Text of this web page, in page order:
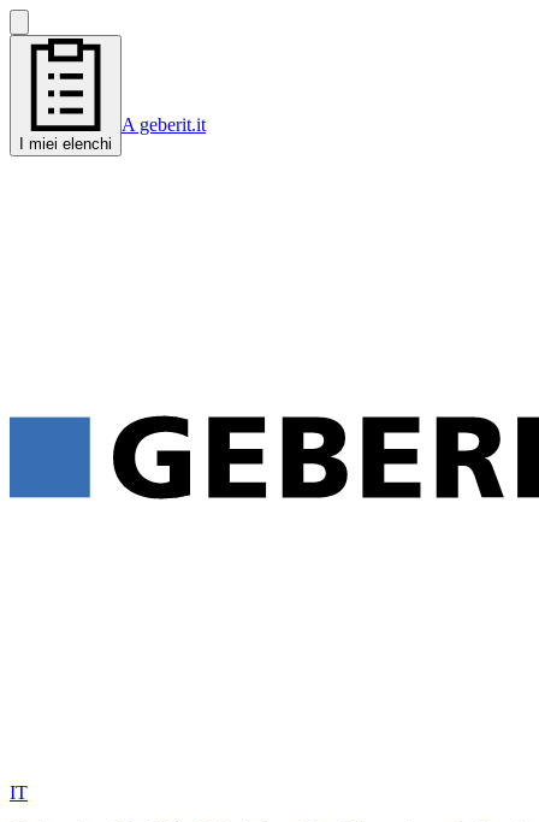
I miei elenchi
A geberit.it
IT